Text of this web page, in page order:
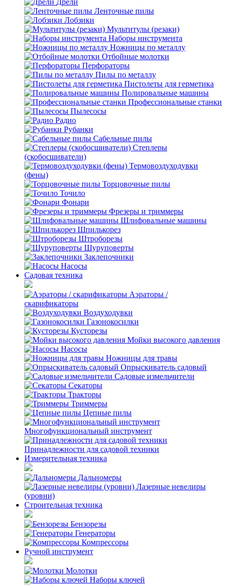
Дрели
Ленточные пилы
Лобзики
Мультитулы (резаки)
Наборы инструмента
Ножницы по металлу
Отбойные молотки
Перфораторы
Пилы по металлу
Пистолеты для герметика
Полировальные машины
Профессиональные станки
Пылесосы
Радио
Рубанки
Сабельные пилы
Степлеры
(скобосшиватели)
Термовоздуходувки
(фены)
Торцовочные пилы
Точило
Фонари
Фрезеры и триммеры
Шлифовальные машины
Шпилькорез
Штроборезы
Шуруповерты
Заклепочники
Насосы
Садовая техника
Аэраторы /
скарификаторы
Воздуходувки
Газонокосилки
Кусторезы
Мойки высокого давления
Насосы
Ножницы для травы
Опрыскиватель садовый
Садовые измельчители
Секаторы
Тракторы
Триммеры
Цепные пилы
Многофункциональный инструмент
Принадлежности для садовой техники
Измерительная техника
Дальномеры
Лазерные невелиры
(уровни)
Строительная техника
Бензорезы
Генераторы
Компрессоры
Ручной инструмент
Молотки
Наборы ключей